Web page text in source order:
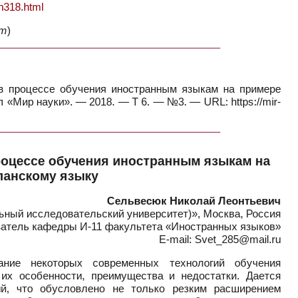
)
процессе обучения иностранным языкам на примере
«Мир науки». — 2018. — Т 6. — №3. — URL: https://mir-
обучения иностранным языкам на
языку
Сельвесюк Николай Леонтьевич
исследовательский университет)», Москва, Россия
кафедры И-11 факультета «Иностранных языков»
E-mail: Svet_285@mail.ru
некоторых современных технологий обучения
особенности, преимущества и недостатки. Дается
что обусловлено не только резким расширением